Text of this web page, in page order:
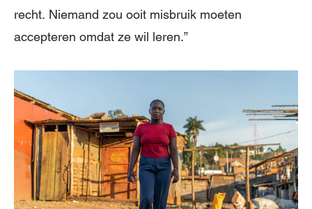
recht. Niemand zou ooit misbruik moeten
accepteren omdat ze wil leren.”